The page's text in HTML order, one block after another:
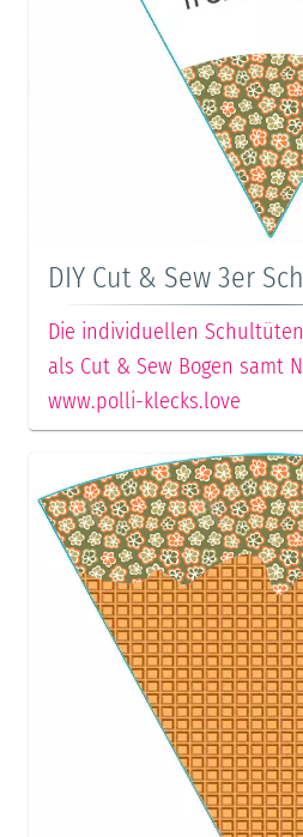
DIY Cut & Sew 3er
Die individuellen
als Cut & Sew Bogen samt
www.polli-klecks.love